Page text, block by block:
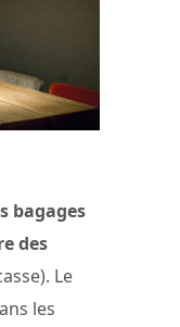
bagages
des
Le
les